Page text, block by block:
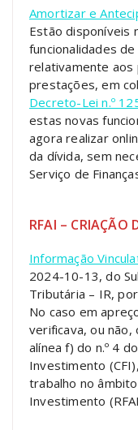
Amortizar e
Estão disponíveis
funcionalidades
relativamente aos
prestações, em
Decreto-Lei n.º
estas novas
agora realizar
da dívida, sem
Serviço de
RFAI – CRIAÇÃO
Informação
2024-10-13, do
Tributária – IR,
No caso em
verificava, ou
alínea f) do n.º 4
Investimento
trabalho no
Investimento